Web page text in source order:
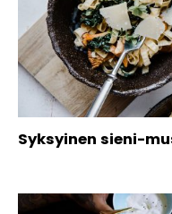
Syksyinen sieni-